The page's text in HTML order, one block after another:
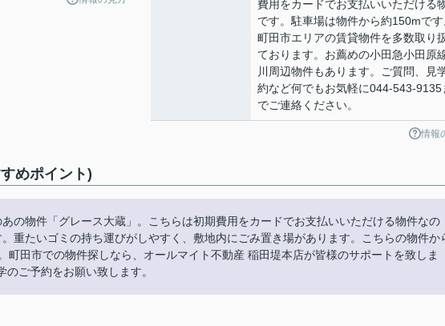
費用をカードでお支払いいただける
です。駐車場は物件から約150mで
町田市エリアの賃貸物件を多数取り
ております。お薦めの小田急小田原
川周辺物件もあります。ご質問、見
約など何でもお気軽に044-543-9135
でご連絡ください。
情報
めポイント)
の物件「グレース大蔵」。こちらは初期費用をカードでお支払いいただける物件なの
重たいゴミの持ち運びがしやすく、敷地内にごみ置き場があります。こちらの物件か
町田市での物件探しなら、オールマイト不動産 稲田堤本店が皆様のサポートを致しま
ご予約をお願い致します。